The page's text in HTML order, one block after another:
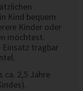
Kind bequem
Kinder oder
möchtest.
Einsatz tragbar
ca. 2,5 Jahre